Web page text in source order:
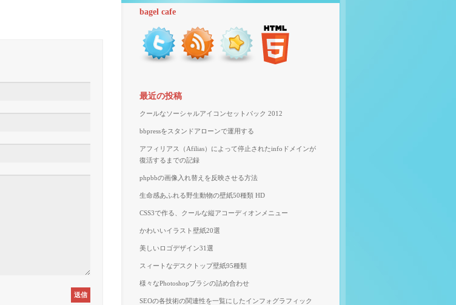
bagel cafe
最近の投稿
クールなソーシャルアイコンセットパック 2012
bbpressをスタンドアローンで運用する
アフィリアス（Afilias）によって停止されたinfoドメインが
復活するまでの記録
phpbbの画像入れ替えを反映させる方法
生命感あふれる野生動物の壁紙50種類 HD
CSS3で作る、クールな縦アコーディオンメニュー
かわいいイラスト壁紙20選
美しいロゴデザイン31選
スィートなデスクトップ壁紙95種類
様々なPhotoshopブラシの詰め合わせ
SEOの各技術の関連性を一覧にしたインフォグラフィック